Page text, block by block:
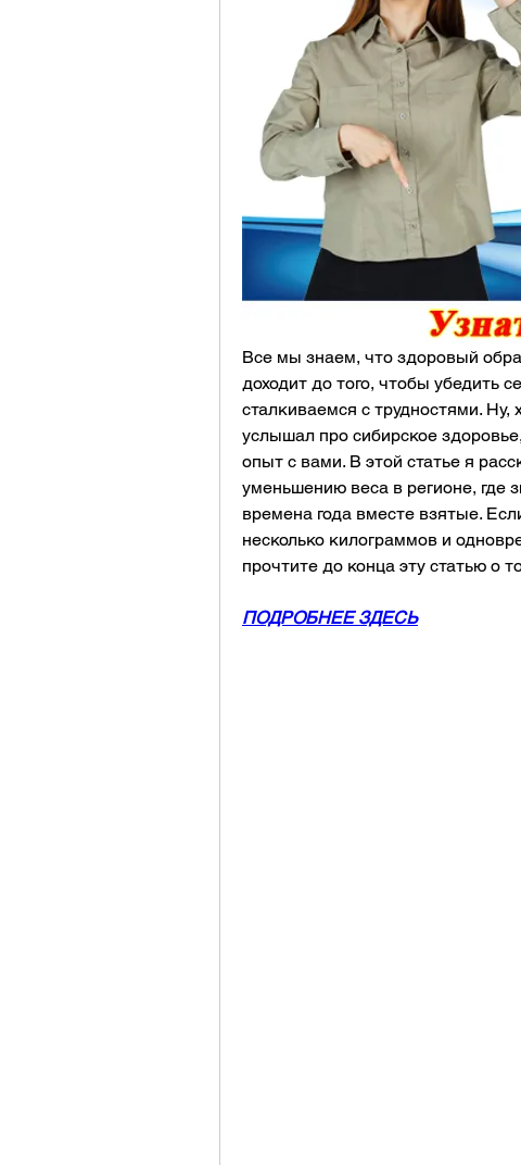
Все мы знаем, что здоровый
доходит до того, чтобы убедить
сталкиваемся с трудностями. Ну,
услышал про сибирское
опыт с вами. В этой статье я
уменьшению веса в регионе, где
времена года вместе взятые.
несколько килограммов и
прочтите до конца эту статью о
ПОДРОБНЕЕ ЗДЕСЬ